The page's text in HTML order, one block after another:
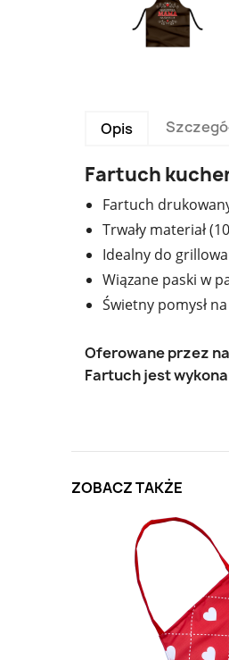
Opis
Fartuch
Fartuch
Trwały materiał
Idealny do
Wiązane paski w
Świetny pomysł
Oferowane przez
Fartuch jest
ZOBACZ TAKŻE